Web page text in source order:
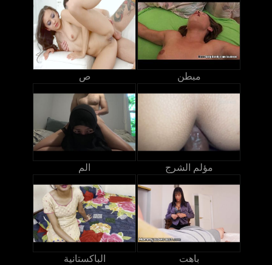
ص مبطن
الم مؤلم الشرج
الباكستانية باهت